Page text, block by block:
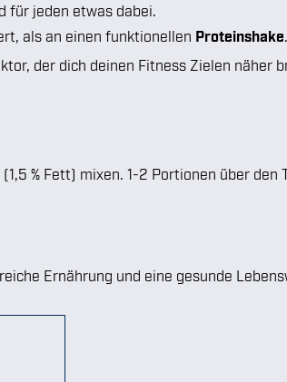
für jeden etwas dabei.
als an einen funktionellen Proteinshake.
der dich deinen Fitness Zielen näher
% Fett) mixen. 1-2 Portionen über
Ernährung und eine gesunde